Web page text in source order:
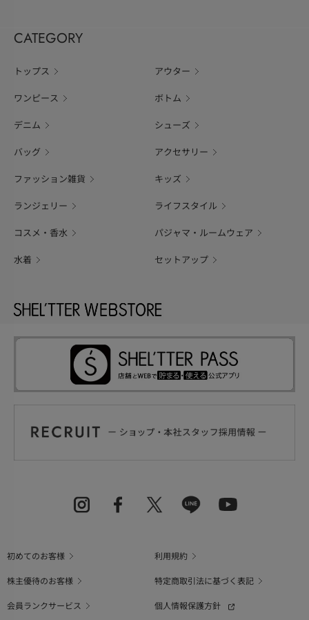
CATEGORY
トップス アウター
ワンピース ボトム
デニム シューズ
バッグ アクセサリー
ファッション雑貨 キッズ
ランジェリー ライフスタイル
コスメ・香水 パジャマ・ルームウェア
水着 セットアップ
初めてのお客様
利用規約
株主優待のお客様
特定商取引法に基づく表記
会員ランクサービス
個人情報保護方針